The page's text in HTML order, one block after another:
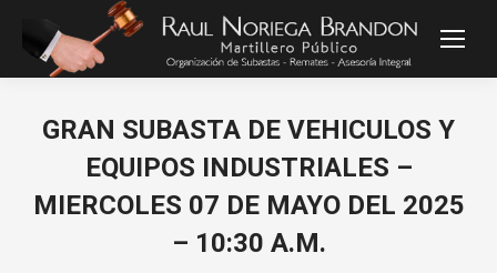
GRAN SUBASTA DE VEHICULOS Y
EQUIPOS INDUSTRIALES –
MIERCOLES 07 DE MAYO DEL 2025
– 10:30 A.M.